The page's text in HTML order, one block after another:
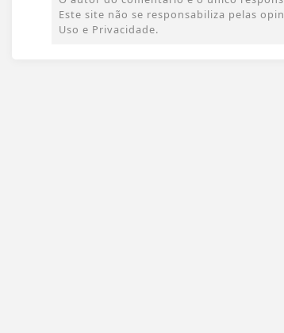
Este site não se responsabiliza pelas
Uso e Privacidade.